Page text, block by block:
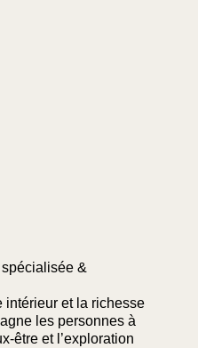
&
intérieur et la richesse
les personnes à
être et l’exploration